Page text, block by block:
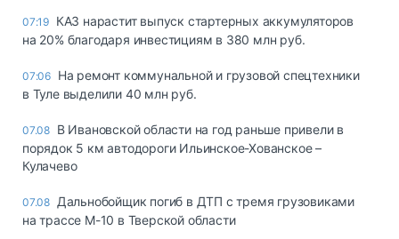
07:19 КАЗ нарастит выпуск стартерных аккумуляторов
на 20% благодаря инвестициям в 380 млн руб.
07:06 На ремонт коммунальной и грузовой спецтехники
в Туле выделили 40 млн руб.
07.08 В Ивановской области на год раньше привели в
порядок 5 км автодороги Ильинское-Хованское –
Кулачево
07.08 Дальнобойщик погиб в ДТП с тремя грузовиками
на трассе М-10 в Тверской области